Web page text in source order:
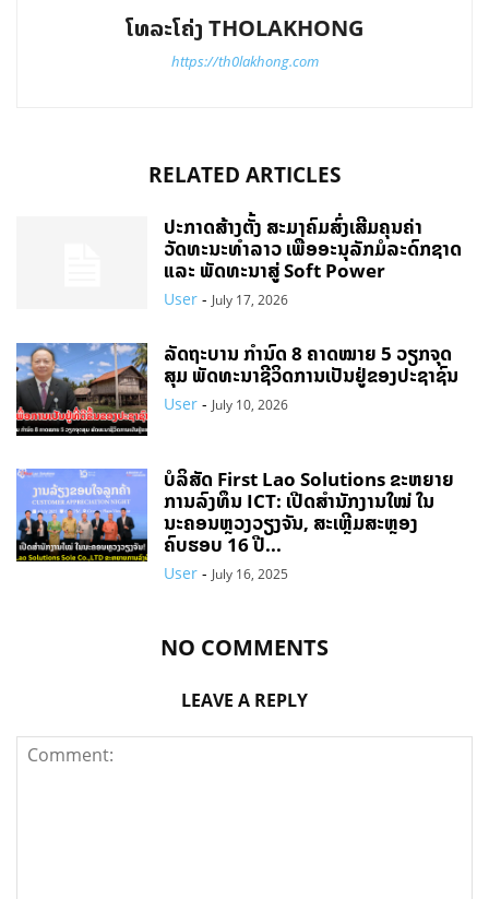
ໂທລະໂຄ່ງ THOLAKHONG
https://th0lakhong.com
RELATED ARTICLES
ປະກາດສ້າງຕັ້ງ ສະມາຄົມສົ່ງເສີມຄຸນຄ່າ
ວັດທະນະທຳລາວ ເພື່ອອະນຸລັກມໍລະດົກຊາດ
ແລະ ພັດທະນາສູ່ Soft Power
User - July 17, 2026
ລັດຖະບານ ກຳນົດ 8 ຄາດໝາຍ 5 ວຽກຈຸດ
ສຸມ ພັດທະນາຊີວິດການເປັນຢູ່ຂອງປະຊາຊົນ
User - July 10, 2026
ບໍລິສັດ First Lao Solutions ຂະຫຍາຍ
ການລົງທຶນ ICT: ເປີດສຳນັກງານໃໝ່ ໃນ
ນະຄອນຫຼວງວຽງຈັນ, ສະເຫຼີມສະຫຼອງ
ຄົບຮອບ 16 ປີ...
User - July 16, 2025
NO COMMENTS
LEAVE A REPLY